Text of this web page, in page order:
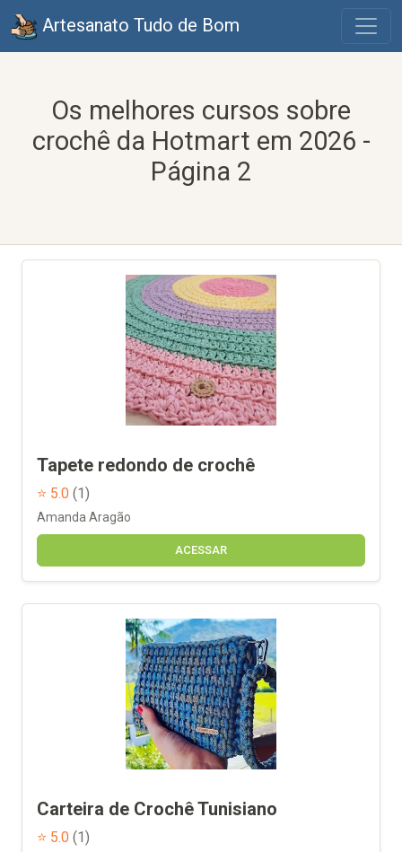
Artesanato Tudo de Bom
Os melhores cursos sobre
crochê da Hotmart em 2026 -
Página 2
Tapete redondo de crochê
⭐ 5.0 (1)
Amanda Aragão
ACESSAR
Carteira de Crochê Tunisiano
⭐ 5.0 (1)